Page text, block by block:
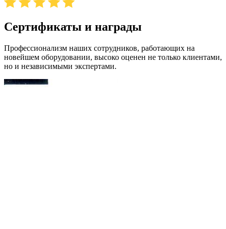
Сертификаты и награды
Профессионализм наших сотрудников, работающих на
новейшем оборудовании, высоко оценен не только клиентами,
но и независимыми экспертами.